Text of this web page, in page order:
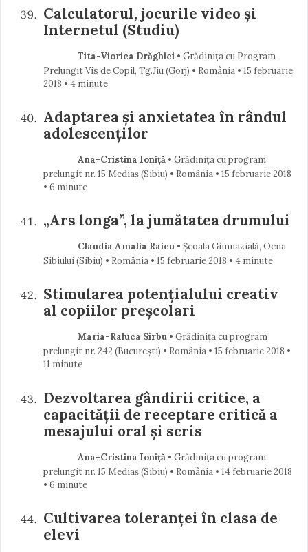
Calculatorul, jocurile video și
Internetul (Studiu)
Tita-Viorica Drăghici• Grădinița cu Program
Prelungit Vis de Copil, Tg.Jiu (Gorj) • România
15 februarie
2018 • 4 minute
Adaptarea și anxietatea în rândul
adolescenților
Ana-Cristina Ioniță• Grădinița cu program
prelungit nr. 15 Mediaș (Sibiu) • România
15 februarie 2018
• 6 minute
„Ars longa”, la jumătatea drumului
Claudia Amalia Raicu• Școala Gimnazială, Ocna
Sibiului (Sibiu) • România
15 februarie 2018 • 4 minute
Stimularea potențialului creativ
al copiilor preșcolari
Maria-Raluca Sîrbu• Grădinița cu program
prelungit nr. 242 (Bucureşti) • România
15 februarie 2018 •
11 minute
Dezvoltarea gândirii critice, a
capacității de receptare critică a
mesajului oral și scris
Ana-Cristina Ioniță• Grădinița cu program
prelungit nr. 15 Mediaș (Sibiu) • România
14 februarie 2018
• 6 minute
Cultivarea toleranței în clasa de
elevi